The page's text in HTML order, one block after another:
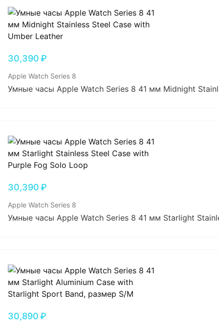
30,390₽
Apple Watch Series 8
Умные часы Apple Watch Series 8 41 мм Midnight
30,390₽
Apple Watch Series 8
Умные часы Apple Watch Series 8 41 мм Starlight
30,890₽